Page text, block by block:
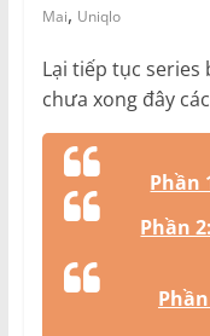
Mai, Uniqlo
Lại tiếp tục series
chưa xong đây
Phần
Phần